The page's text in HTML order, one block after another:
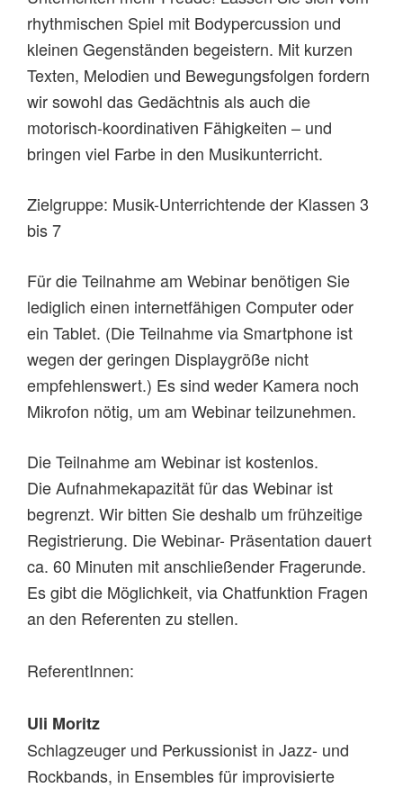
rhythmischen Spiel mit Bodypercussion und
kleinen Gegenständen begeistern. Mit kurzen
Texten, Melodien und Bewegungsfolgen fordern
wir sowohl das Gedächtnis als auch die
motorisch-koordinativen Fähigkeiten – und
bringen viel Farbe in den Musikunterricht.
Zielgruppe: Musik-Unterrichtende der Klassen 3
bis 7
Für die Teilnahme am Webinar benötigen Sie
lediglich einen internetfähigen Computer oder
ein Tablet. (Die Teilnahme via Smartphone ist
wegen der geringen Displaygröße nicht
empfehlenswert.) Es sind weder Kamera noch
Mikrofon nötig, um am Webinar teilzunehmen.
Die Teilnahme am Webinar ist kostenlos.
Die Aufnahmekapazität für das Webinar ist
begrenzt. Wir bitten Sie deshalb um frühzeitige
Registrierung. Die Webinar- Präsentation dauert
ca. 60 Minuten mit anschließender Fragerunde.
Es gibt die Möglichkeit, via Chatfunktion Fragen
an den Referenten zu stellen.
ReferentInnen:
Uli Moritz
Schlagzeuger und Perkussionist in Jazz- und
Rockbands, in Ensembles für improvisierte